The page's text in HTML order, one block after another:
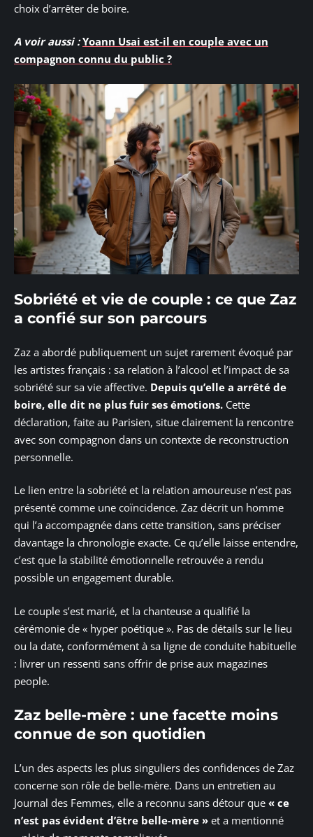
choix d’arrêter de boire.
A voir aussi : Yoann Usai est-il en couple avec un
compagnon connu du public ?
Sobriété et vie de couple : ce que Zaz
a confié sur son parcours
Zaz a abordé publiquement un sujet rarement évoqué par
les artistes français : sa relation à l’alcool et l’impact de sa
sobriété sur sa vie affective. Depuis qu’elle a arrêté de
boire, elle dit ne plus fuir ses émotions. Cette
déclaration, faite au Parisien, situe clairement la rencontre
avec son compagnon dans un contexte de reconstruction
personnelle.
Le lien entre la sobriété et la relation amoureuse n’est pas
présenté comme une coïncidence. Zaz décrit un homme
qui l’a accompagnée dans cette transition, sans préciser
davantage la chronologie exacte. Ce qu’elle laisse entendre,
c’est que la stabilité émotionnelle retrouvée a rendu
possible un engagement durable.
Le couple s’est marié, et la chanteuse a qualifié la
cérémonie de « hyper poétique ». Pas de détails sur le lieu
ou la date, conformément à sa ligne de conduite habituelle
: livrer un ressenti sans offrir de prise aux magazines
people.
Zaz belle-mère : une facette moins
connue de son quotidien
L’un des aspects les plus singuliers des confidences de Zaz
concerne son rôle de belle-mère. Dans un entretien au
Journal des Femmes, elle a reconnu sans détour que « ce
n’est pas évident d’être belle-mère » et a mentionné